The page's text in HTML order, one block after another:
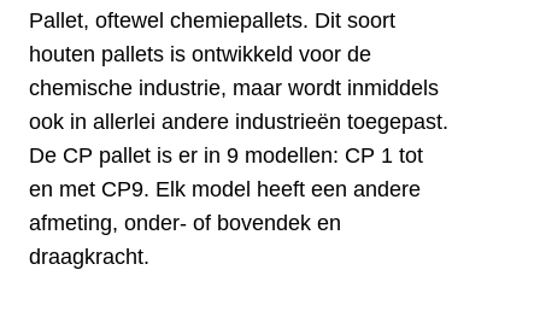
Pallet, oftewel chemiepallets. Dit soort
houten pallets is ontwikkeld voor de
chemische industrie, maar wordt inmiddels
ook in allerlei andere industrieën toegepast.
De CP pallet is er in 9 modellen: CP 1 tot
en met CP9. Elk model heeft een andere
afmeting, onder- of bovendek en
draagkracht.